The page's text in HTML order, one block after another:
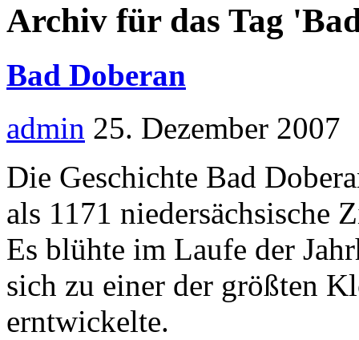
Archiv für das Tag
Bad Doberan
admin 25. Dezember 2007
Die Geschichte Bad
als 1171 niedersächsische
Es blühte im Laufe der
sich zu einer der größten
erntwickelte.